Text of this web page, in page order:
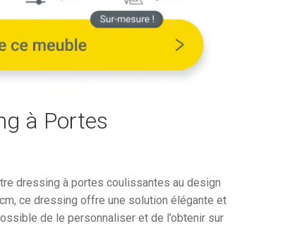
est :
3
110,08€.
à Portes
dressing à portes coulissantes au design
ce dressing offre une solution élégante et
de le personnaliser et de l’obtenir sur